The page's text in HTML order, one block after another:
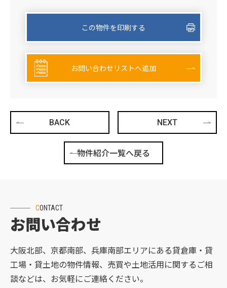
この物件を印刷する
お問い合わせリストへ追加
BACK
物件紹介一覧へ戻る
NEXT
CONTACT
お問い合わせ
大阪北部、京都南部、兵庫南部エリアにある貸倉庫・貸
工場・貸土地の物件情報、売買や土地活用に関するご相
談などは、お気軽にご連絡ください。